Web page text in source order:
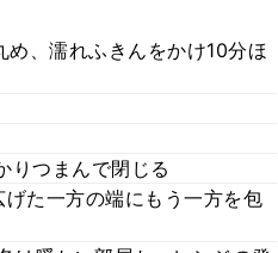
、濡れふきんをかけ10分ほ
りつまんで閉じる
た一方の端にもう一方を包